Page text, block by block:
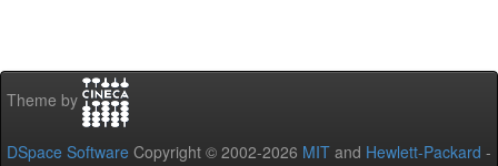
Theme by
DSpace Software Copyright © 2002-2026 MIT and Hewlett-Packard -